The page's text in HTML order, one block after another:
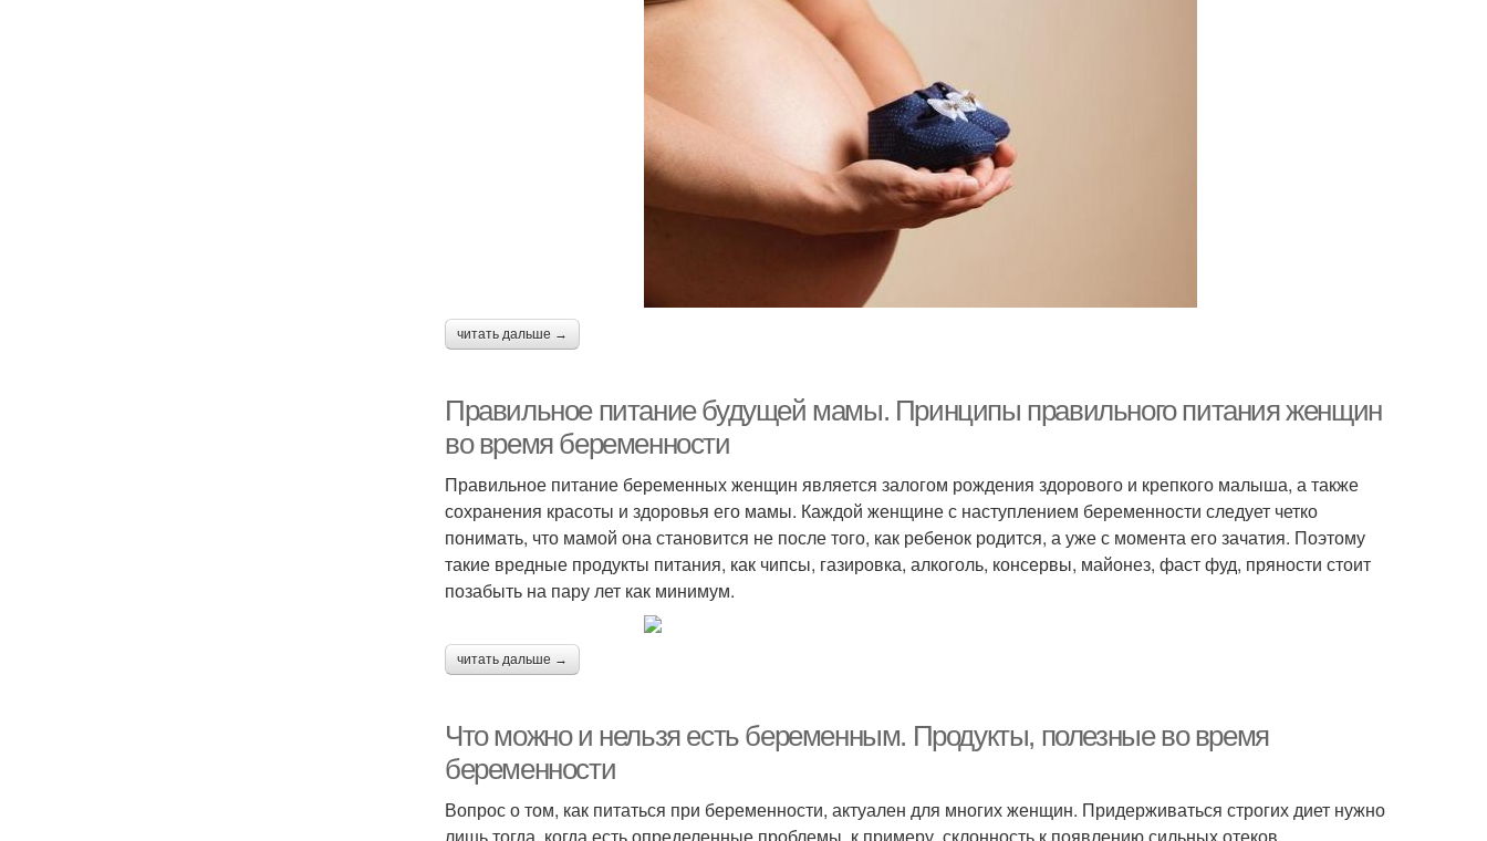
читать дальше →
Правильное питание будущей мамы. Принципы правильного питания женщин
во время беременности
Правильное питание беременных женщин является залогом рождения здорового и крепкого малыша, а также
сохранения красоты и здоровья его мамы. Каждой женщине с наступлением беременности следует четко
понимать, что мамой она становится не после того, как ребенок родится, а уже с момента его зачатия. Поэтому
такие вредные продукты питания, как чипсы, газировка, алкоголь, консервы, майонез, фаст фуд, пряности стоит
позабыть на пару лет как минимум.
читать дальше →
Что можно и нельзя есть беременным. Продукты, полезные во время
беременности
Вопрос о том, как питаться при беременности, актуален для многих женщин. Придерживаться строгих диет нужно